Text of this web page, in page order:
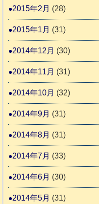
2015年2月 (28)
2015年1月 (31)
2014年12月 (30)
2014年11月 (31)
2014年10月 (32)
2014年9月 (31)
2014年8月 (31)
2014年7月 (33)
2014年6月 (30)
2014年5月 (31)